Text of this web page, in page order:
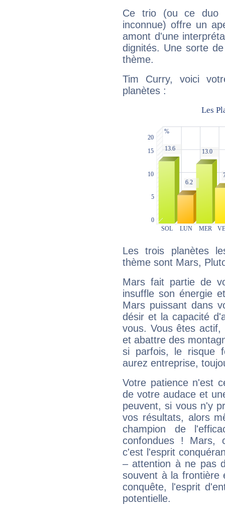
Ce trio (ou ce duo
inconnue) offre un
amont d'une
dignités. Une sorte
thème.
Tim Curry, voici
planètes :
Les trois planètes
thème sont Mars,
Mars fait partie de
insuffle son énergie
Mars puissant dans
désir et la capacité
vous. Vous êtes
et abattre des
si parfois, le risque
aurez entreprise,
Votre patience n'est
de votre audace et
peuvent, si vous n'y
vos résultats, alors
champion de
confondues ! Mars,
c'est l'esprit
– attention à ne pas
souvent à la frontière
conquête, l'esprit
potentielle.